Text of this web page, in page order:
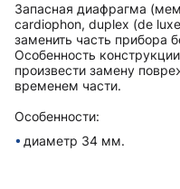
Запасная диафрагма
cardiophon, duplex (de
заменить часть прибора
Особенность
произвести замену
временем части.
Особенности:
диаметр 34 мм.